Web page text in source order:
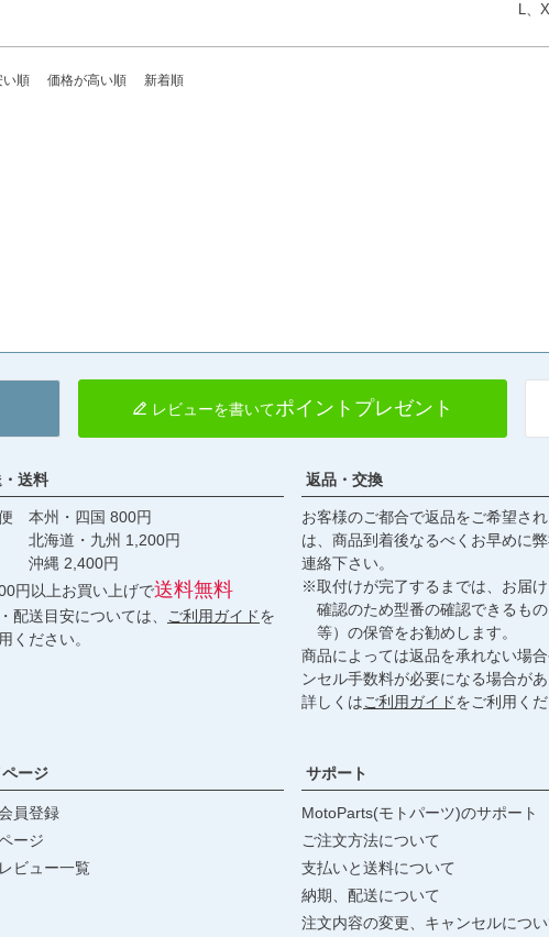
L、
い順 価格が高い順 新着順
レビューを書いてポイントプレゼント
送料
本州・四国 800円
道・九州 1,200円
2,400円
円以上お買い上げで送料無料
配送目安については、 ご利用ガイドを
ください。
返品・交換
お客様のご都合で返品をご希望さ
は、商品到着後なるべくお早めに
連絡下さい。
※取付けが完了するまでは、お届
確認のため型番の確認できるも
等）の保管をお勧めします。
商品によっては返品を承れない場
ンセル手数料が必要になる場合があ
詳しくはご利用ガイドをご利用くだ
ージ
員登録
ージ
ビュー一覧
サポート
MotoParts(モトパーツ)のサポート
ご注文方法について
支払いと送料について
納期、配送について
注文内容の変更、キャンセルについ